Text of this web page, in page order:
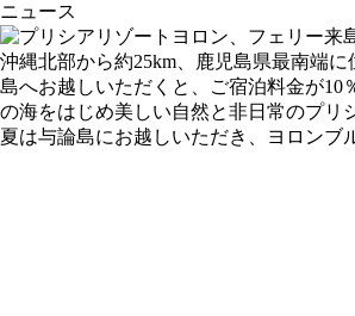
ニュース
沖縄北部から約25km、鹿児島県最南端
島へお越しいただくと、ご宿泊料金が
の海をはじめ美しい自然と非日常のプリ
夏は与論島にお越しいただき、ヨロンブ